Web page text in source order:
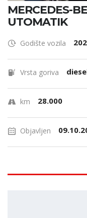
MERCEDES-
UTOMATIK
Godište vozila
Vrsta goriva
km 28.000
Objavljen